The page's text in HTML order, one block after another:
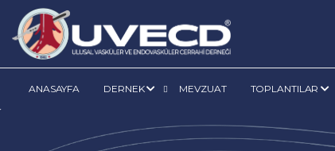
ANASAYFA DERNEK MEVZUAT TOPLANTILAR